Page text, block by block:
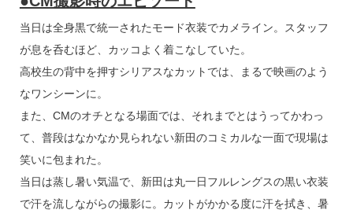
当日は全身黒で統一されたモード衣装でカメライン。スタッフ
が息を呑むほど、カッコよく着こなしていた。
高校生の背中を押すシリアスなカットでは、まるで映画のよう
なワンシーンに。
また、CMのオチとなる場面では、それまでとはうってかわっ
て、普段はなかなか見られない新田のコミカルな一面で現場は
笑いに包まれた。
当日は蒸し暑い気温で、新田は丸一日フルレングスの黒い衣装
で汗を流しながらの撮影に。カットがかかる度に汗を拭き、暑